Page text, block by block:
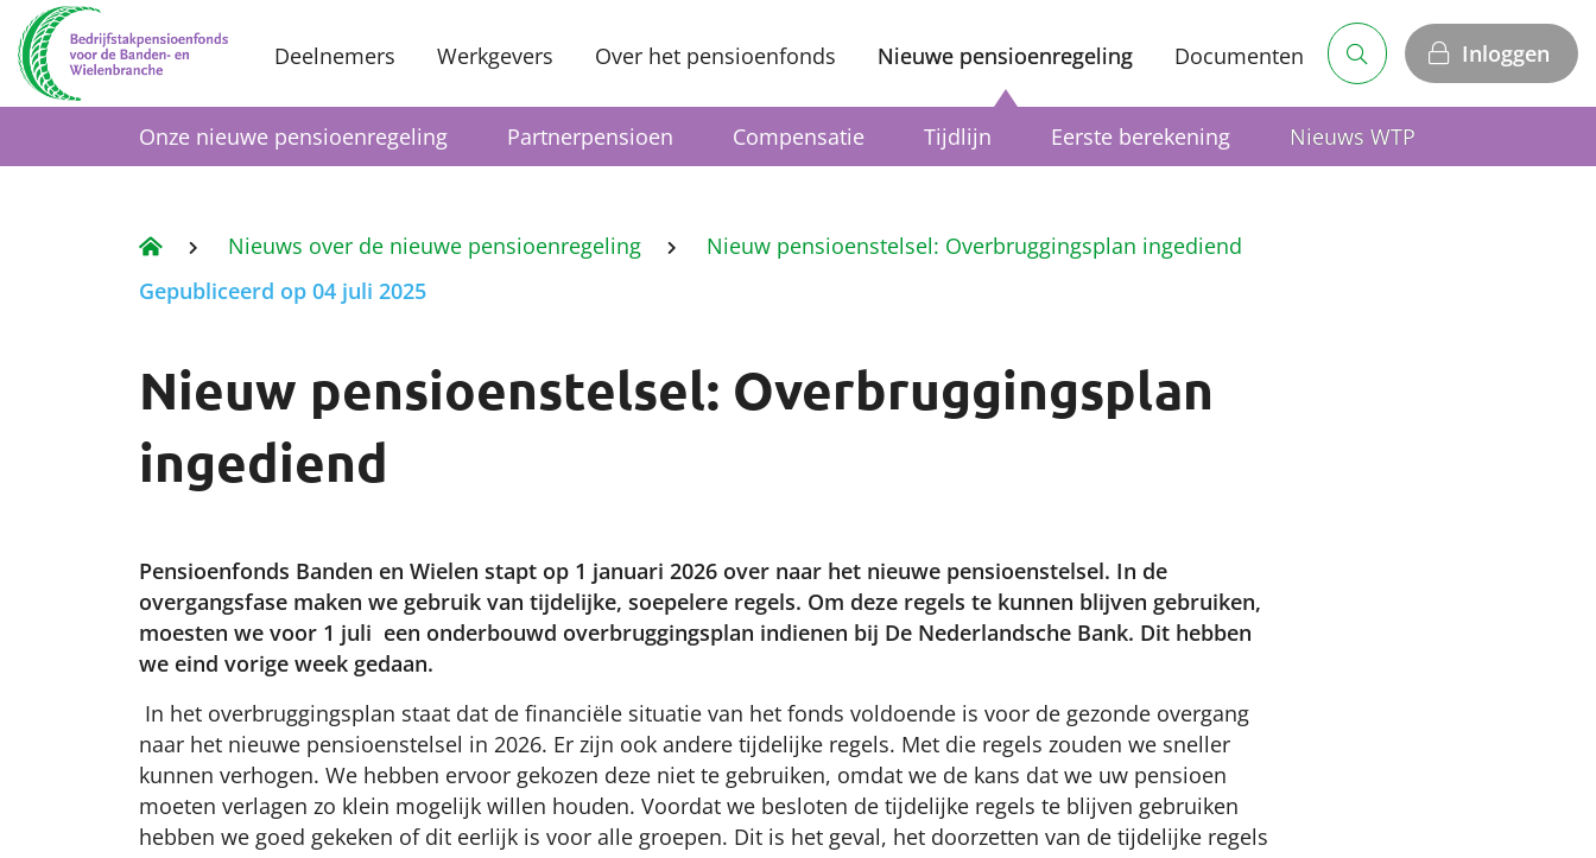
Deelnemers Werkgevers Over het pensioenfonds Nieuwe pensioenregeling Documenten Inloggen
Onze nieuwe pensioenregeling Partnerpensioen Compensatie Tijdlijn Eerste berekening Nieuws WTP
Nieuws over de nieuwe pensioenregeling
Nieuw pensioenstelsel: Overbruggingsplan ingediend
Gepubliceerd op 04 juli 2025
Nieuw pensioenstelsel: Overbruggingsplan
ingediend
Pensioenfonds Banden en Wielen stapt op 1 januari 2026 over naar het nieuwe pensioenstelsel. In de
overgangsfase maken we gebruik van tijdelijke, soepelere regels. Om deze regels te kunnen blijven gebruiken,
moesten we voor 1 juli een onderbouwd overbruggingsplan indienen bij De Nederlandsche Bank. Dit hebben
we eind vorige week gedaan.
In het overbruggingsplan staat dat de financiële situatie van het fonds voldoende is voor de gezonde overgang
naar het nieuwe pensioenstelsel in 2026. Er zijn ook andere tijdelijke regels. Met die regels zouden we sneller
kunnen verhogen. We hebben ervoor gekozen deze niet te gebruiken, omdat we de kans dat we uw pensioen
moeten verlagen zo klein mogelijk willen houden. Voordat we besloten de tijdelijke regels te blijven gebruiken
hebben we goed gekeken of dit eerlijk is voor alle groepen. Dit is het geval, het doorzetten van de tijdelijke regels